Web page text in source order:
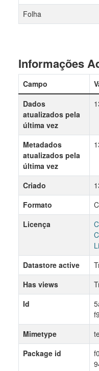
Folha
Informações
Campo
Dados
atualizados pela
última vez
Metadados
atualizados pela
última vez
Criado
Formato
Licença
Datastore active
Has views
Id
Mimetype
Package id